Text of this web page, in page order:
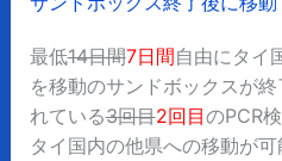
最低14日間7日間自由にタイ
を移動のサンドボックスが
れている3回目2回目のPCR
タイ国内の他県への移動が可